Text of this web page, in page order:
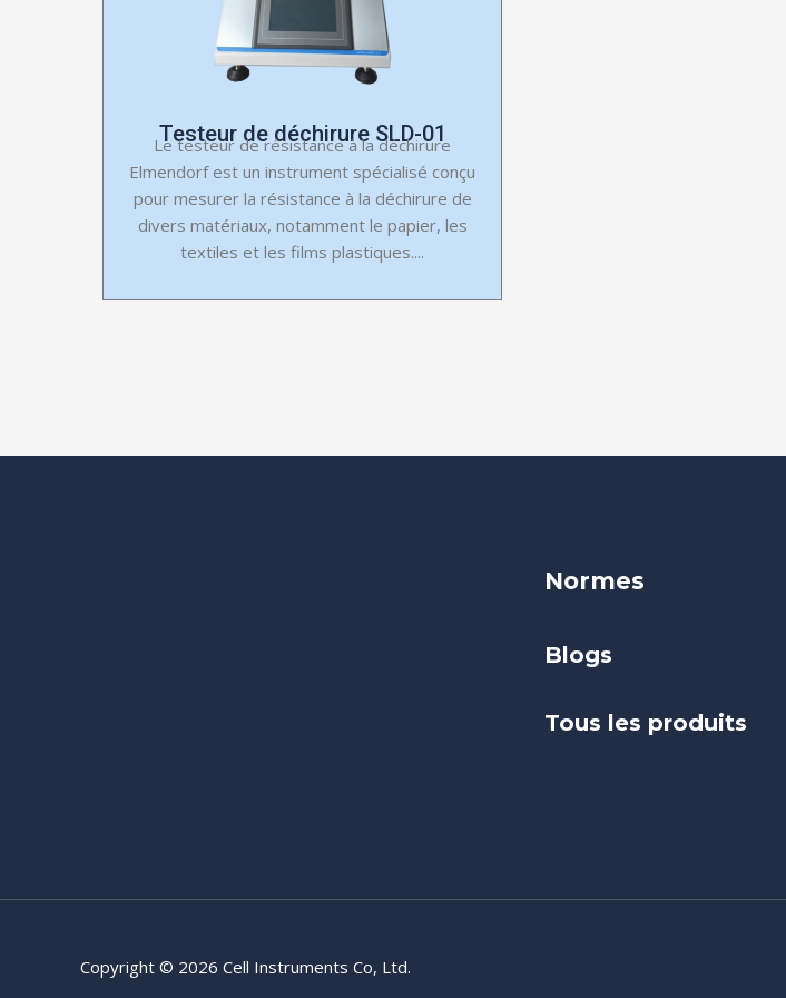
Testeur de déchirure SLD-01
Le testeur de résistance à la déchirure
Elmendorf est un instrument spécialisé conçu
pour mesurer la résistance à la déchirure de
divers matériaux, notamment le papier, les
textiles et les films plastiques....
Normes
Blogs
Tous les produits
Copyright © 2026 Cell Instruments Co, Ltd.